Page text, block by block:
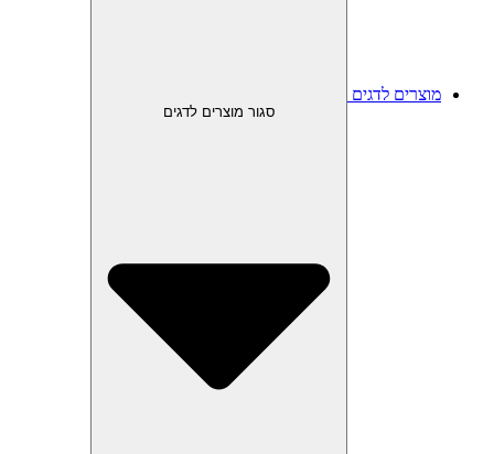
מוצרים לדגים
סגור מוצרים לדגים